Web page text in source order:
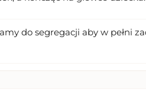
do segregacji aby w pełni